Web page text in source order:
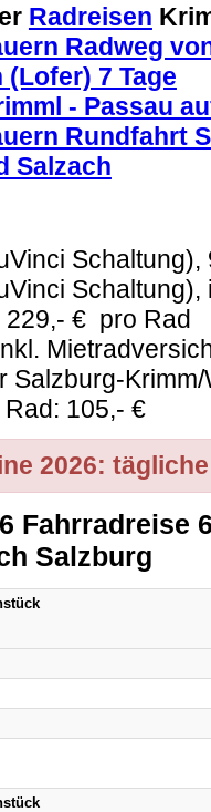
Radreisen
Radweg
(Lofer) 7 Tage
- Passau
Rundfahrt
Salzach
229,- € pro Rad
Salzburg-
105,- €
2026:
Fahrradreise
Salzburg